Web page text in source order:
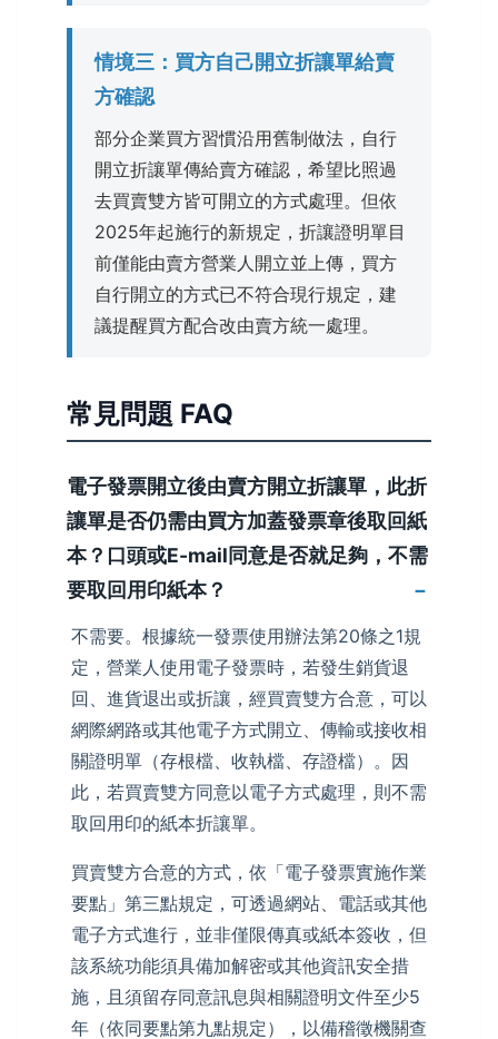
情境三：買方自己開立折讓單給賣
方確認
部分企業買方習慣沿用舊制做法，自行
開立折讓單傳給賣方確認，希望比照過
去買賣雙方皆可開立的方式處理。但依
2025年起施行的新規定，折讓證明單目
前僅能由賣方營業人開立並上傳，買方
自行開立的方式已不符合現行規定，建
議提醒買方配合改由賣方統一處理。
常見問題 FAQ
電子發票開立後由賣方開立折讓單，此折
讓單是否仍需由買方加蓋發票章後取回紙
本？口頭或E-mail同意是否就足夠，不需
要取回用印紙本？
不需要。根據統一發票使用辦法第20條之1規
定，營業人使用電子發票時，若發生銷貨退
回、進貨退出或折讓，經買賣雙方合意，可以
網際網路或其他電子方式開立、傳輸或接收相
關證明單（存根檔、收執檔、存證檔）。因
此，若買賣雙方同意以電子方式處理，則不需
取回用印的紙本折讓單。
買賣雙方合意的方式，依「電子發票實施作業
要點」第三點規定，可透過網站、電話或其他
電子方式進行，並非僅限傳真或紙本簽收，但
該系統功能須具備加解密或其他資訊安全措
施，且須留存同意訊息與相關證明文件至少5
年（依同要點第九點規定），以備稽徵機關查